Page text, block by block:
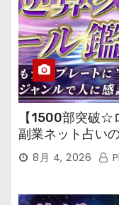
【1500部突破☆
副業ネット占い
ール鑑定マニュ
8月 4, 2026